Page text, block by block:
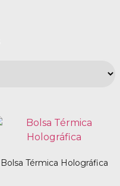
Bolsa Térmica Holográfica